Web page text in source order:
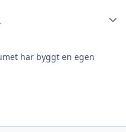
har byggt en egen